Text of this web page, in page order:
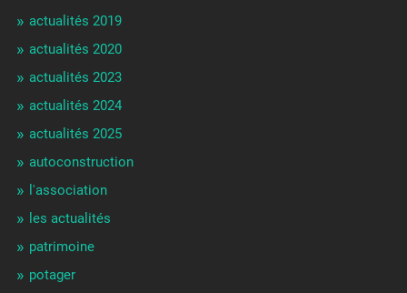
actualités 2019
actualités 2020
actualités 2023
actualités 2024
actualités 2025
autoconstruction
l'association
les actualités
patrimoine
potager